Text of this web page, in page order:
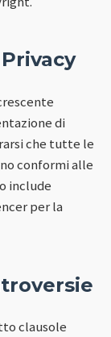
di
che tutte le
conformi alle
include
per la
clausole